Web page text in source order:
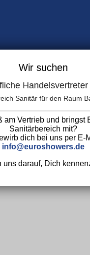
aus Solid
Shadow
Wir suchen
Sanitär für den Raum
am Vertrieb und bringst
Sanitärbereich mit?
dich bei uns per E-
info@euroshowers.de
uns darauf, Dich